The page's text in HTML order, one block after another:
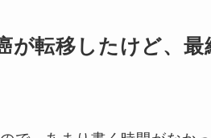
が転移したけど、最